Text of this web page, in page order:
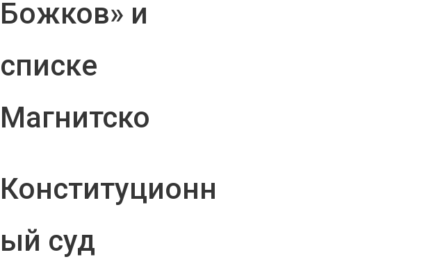
Божков» и
списке
Магнитско
Конституционн
ый суд